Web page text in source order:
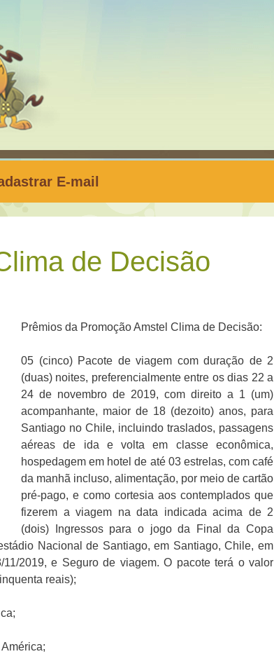
E-mail
de Decisão
Prêmios da Promoção Amstel Clima de Decisão:
05 (cinco) Pacote de viagem com duração de 2
(duas) noites, preferencialmente entre os dias 22 a
24 de novembro de 2019, com direito a 1 (um)
acompanhante, maior de 18 (dezoito) anos, para
Santiago no Chile, incluindo traslados, passagens
aéreas de ida e volta em classe econômica,
hospedagem em hotel de até 03 estrelas, com café
da manhã incluso, alimentação, por meio de cartão
pré-pago, e como cortesia aos contemplados que
fizerem a viagem na data indicada acima de 2
(dois) Ingressos para o jogo da Final da Copa
Nacional de Santiago, em Santiago, Chile, em
2019, e Seguro de viagem. O pacote terá o valor
reais);